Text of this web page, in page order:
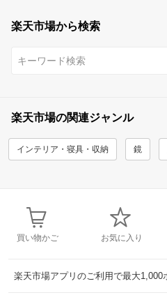
楽天市場から検索
楽天市場の関連ジャンル
インテリア・寝具・収納 鏡
買い物かご お気に入り
楽天市場アプリのご利用で最大1,000